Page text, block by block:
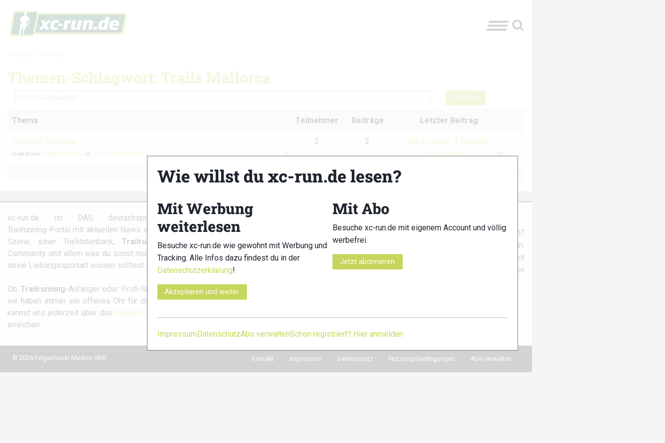
Themen-Schlagwort: Trails Mallorca
Thema Teilnehmer Beiträge Letzter Beitrag
Trails auf Mallorca
Erstellt von: Beatrice Arnold in: Trails und Strecken
2 2 vor 4 Jahren, 7 Monaten
Thomas Müller
xc-run.de ist DAS deutschsprachige
Trailrunning-Portal mit aktuellen News aus der
Szene, einer Traildatenbank, Trailrunning -
Community und allem was du sonst noch über
deine Lieblingssportart wissen solltest.
Ob Trailrunning-Anfänger oder Profi-Sportler,
wir haben immer ein offenes Ohr für dich! Du
kannst uns jederzeit über das Kontaktformular
erreichen.
Partner
xc-run.de in den sozialen Netzwerken
xc-run.de Newsletter Anmeldung
Du willst immer auf dem Laufenden bleiben?
Dann melde dich für unseren Newsletter an.
Während der Saison erhältst du damit
regelmäßig die wichtigsten News und Themen
© 2026 Felgenhauer Medien GbR Kontakt Impressum Datenschutz Nutzungsbedingungen Abo verwalten
Wie willst du xc-run.de lesen?
Mit Werbung
weiterlesen
Besuche xc-run.de wie gewohnt mit Werbung und
Tracking. Alle Infos dazu findest du in der
Datenschutzerklärung!
Akzeptieren und weiter
Mit Abo
Besuche xc-run.de mit eigenem Account und völlig
werbefrei.
Jetzt abonnieren
ImpressumDatenschutzAbo verwaltenSchon registriert? Hier anmelden